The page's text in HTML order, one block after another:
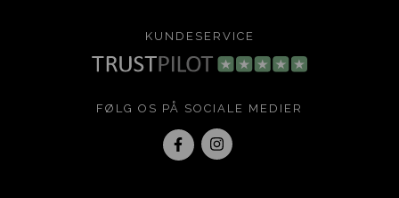
KUNDESERVICE
FØLG OS PÅ SOCIALE MEDIER